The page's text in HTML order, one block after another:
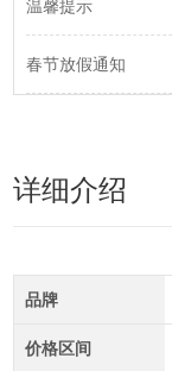
温馨提示
春节放假通知
详细介绍
品牌
价格区间